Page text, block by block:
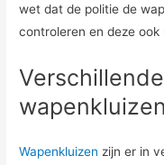
wet dat de politie de
controleren en deze ook
wapenkluizen
Wapenkluizen zijn er in